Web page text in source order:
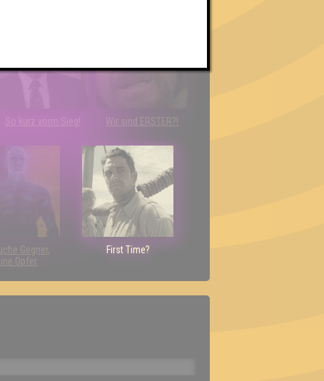
So kurz vorm Sieg! Wir sind ERSTER?!
Gegner,
Opfer
First Time?